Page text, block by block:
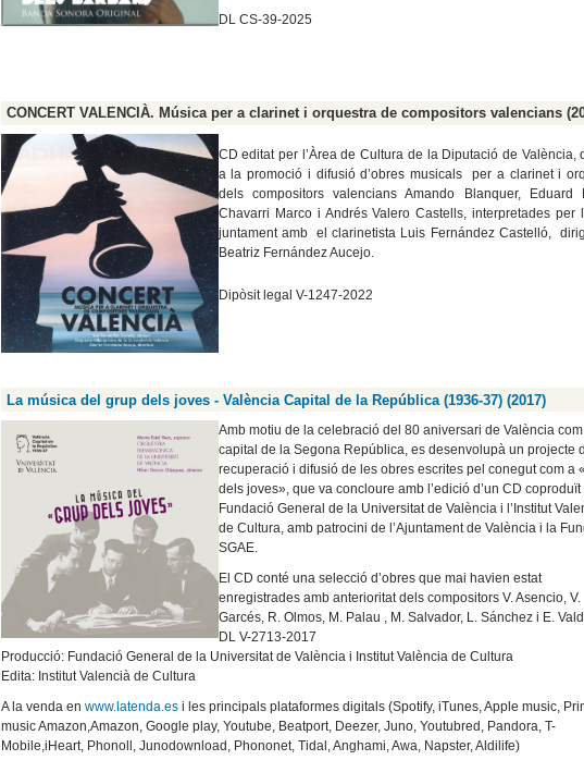
DL CS-39-2025
CONCERT VALENCIÀ. Música per a clarinet i orquestra de compositors valencians
CD editat per l’Àrea de Cultura de la Diputació de València,
a la promoció i difusió d’obres musicals per a clarinet i
dels compositors valencians Amando Blanquer, Eduard
Chavarri Marco i Andrés Valero Castells, interpretades per
juntament amb el clarinetista Luis Fernández Castelló,
Beatriz Fernández Aucejo.
Dipòsit legal V-1247-2022
La música del grup dels joves - València Capital de la República (1936-37) (2017)
Amb motiu de la celebració del 80 aniversari de València
capital de la Segona República, es desenvolupà un projecte
recuperació i difusió de les obres escrites pel conegut com a
dels joves», que va concloure amb l’edició d’un CD coproduït
Fundació General de la Universitat de València i l’Institut
de Cultura, amb patrocini de l’Ajuntament de València i la
SGAE.
El CD conté una selecció d’obres que mai havien estat
enregistrades amb anterioritat dels compositors V. Asencio, V.
Garcés, R. Olmos, M. Palau , M. Salvador, L. Sánchez i E.
DL V-2713-2017
Producció: Fundació General de la Universitat de València i Institut València de Cultura
Edita: Institut Valencià de Cultura
A la venda en www.latenda.esi les principals plataformes digitals (Spotify, iTunes, Apple music,
music Amazon,Amazon, Google play, Youtube, Beatport, Deezer, Juno, Youtubred, Pandora, T-
Mobile,iHeart, Phonoll, Junodownload, Phononet, Tidal, Anghami, Awa, Napster, Aldilife)